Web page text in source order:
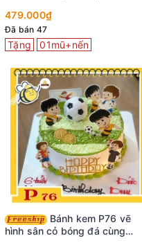
479.000₫
Đã bán 47
Tặng 01mũ+nến
Bánh kem P76 vẽ
hình sân cỏ bóng đá cùng